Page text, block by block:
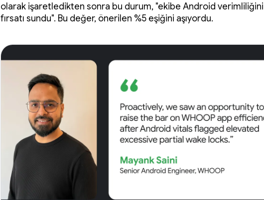
olarak işaretledikten sonra bu durum, "ekibe Android verimliliğini
fırsatı sundu". Bu değer, önerilen %5 eşiğini aşıyordu.